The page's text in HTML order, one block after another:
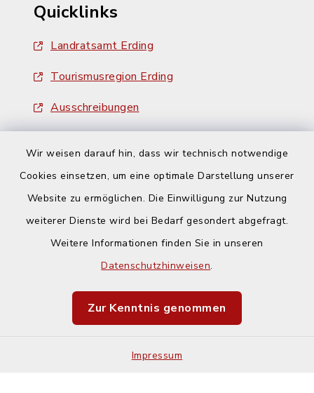
Wir weisen darauf hin, dass wir technisch notwendige
Cookies einsetzen, um eine optimale Darstellung unserer
Website zu ermöglichen. Die Einwilligung zur Nutzung
weiterer Dienste wird bei Bedarf gesondert abgefragt.
Weitere Informationen finden Sie in unseren
Datenschutzhinweisen.
Zur Kenntnis genommen
Impressum
Quicklinks
Landratsamt Erding
Tourismusregion Erding
Ausschreibungen
Barrierefreiheit
Impressum
Sitemap